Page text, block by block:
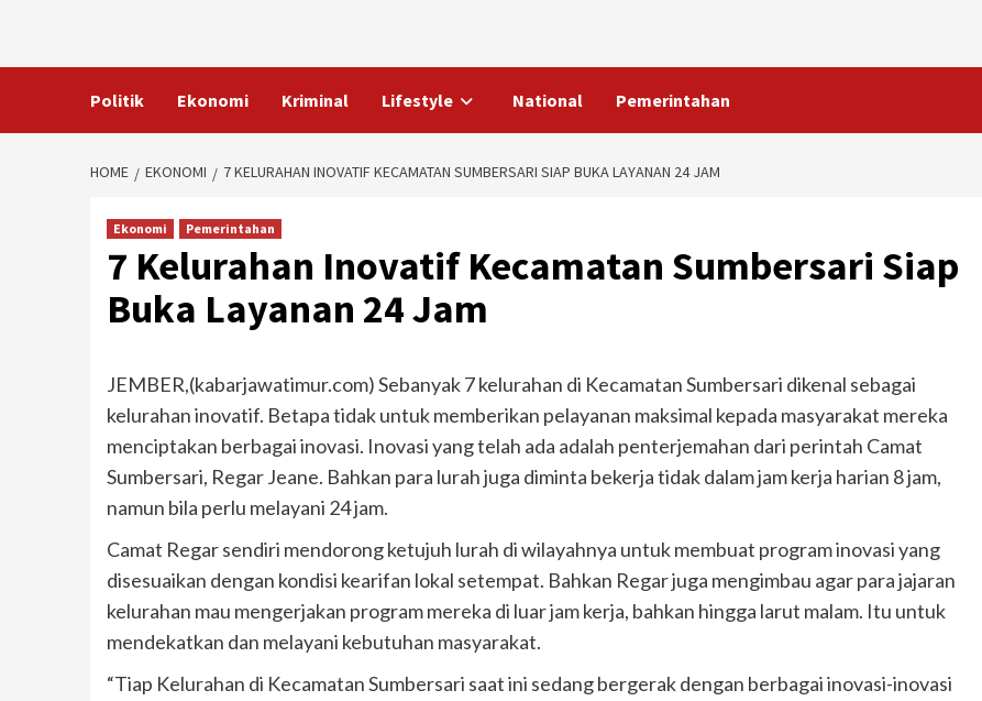
Politik Ekonomi Kriminal Lifestyle National Pemerintahan
HOME EKONOMI 7 KELURAHAN INOVATIF KECAMATAN SUMBERSARI SIAP BUKA LAYANAN 24 JAM
Ekonomi Pemerintahan
7 Kelurahan Inovatif Kecamatan Sumbersari Siap
Buka Layanan 24 Jam
JEMBER,(kabarjawatimur.com) Sebanyak 7 kelurahan di Kecamatan Sumbersari dikenal sebagai
kelurahan inovatif. Betapa tidak untuk memberikan pelayanan maksimal kepada masyarakat mereka
menciptakan berbagai inovasi. Inovasi yang telah ada adalah penterjemahan dari perintah Camat
Sumbersari, Regar Jeane. Bahkan para lurah juga diminta bekerja tidak dalam jam kerja harian 8 jam,
namun bila perlu melayani 24 jam.
Camat Regar sendiri mendorong ketujuh lurah di wilayahnya untuk membuat program inovasi yang
disesuaikan dengan kondisi kearifan lokal setempat. Bahkan Regar juga mengimbau agar para jajaran
kelurahan mau mengerjakan program mereka di luar jam kerja, bahkan hingga larut malam. Itu untuk
mendekatkan dan melayani kebutuhan masyarakat.
“Tiap Kelurahan di Kecamatan Sumbersari saat ini sedang bergerak dengan berbagai inovasi-inovasi